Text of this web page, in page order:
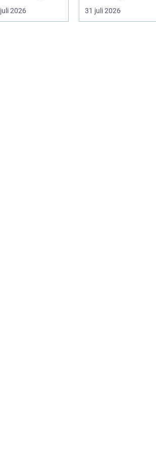
att lägga ut...
2026
i denna vackra del
av Sverige gör fö...
31 juli 2026